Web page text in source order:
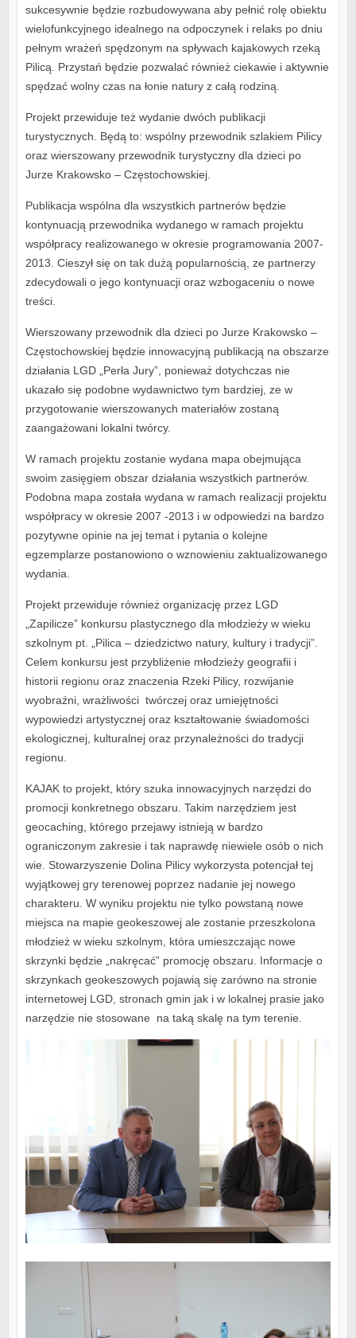
sukcesywnie będzie rozbudowywana aby pełnić rolę obiektu
wielofunkcyjnego idealnego na odpoczynek i relaks po dniu
pełnym wrażeń spędzonym na spływach kajakowych rzeką
Pilicą. Przystań będzie pozwalać również ciekawie i aktywnie
spędzać wolny czas na łonie natury z całą rodziną.
Projekt przewiduje też wydanie dwóch publikacji
turystycznych. Będą to: wspólny przewodnik szlakiem Pilicy
oraz wierszowany przewodnik turystyczny dla dzieci po
Jurze Krakowsko – Częstochowskiej.
Publikacja wspólna dla wszystkich partnerów będzie
kontynuacją przewodnika wydanego w ramach projektu
współpracy realizowanego w okresie programowania 2007-
2013. Cieszył się on tak dużą popularnością, ze partnerzy
zdecydowali o jego kontynuacji oraz wzbogaceniu o nowe
treści.
Wierszowany przewodnik dla dzieci po Jurze Krakowsko –
Częstochowskiej będzie innowacyjną publikacją na obszarze
działania LGD „Perła Jury”, ponieważ dotychczas nie
ukazało się podobne wydawnictwo tym bardziej, ze w
przygotowanie wierszowanych materiałów zostaną
zaangażowani lokalni twórcy.
W ramach projektu zostanie wydana mapa obejmująca
swoim zasięgiem obszar działania wszystkich partnerów.
Podobna mapa została wydana w ramach realizacji projektu
współpracy w okresie 2007 -2013 i w odpowiedzi na bardzo
pozytywne opinie na jej temat i pytania o kolejne
egzemplarze postanowiono o wznowieniu zaktualizowanego
wydania.
Projekt przewiduje również organizację przez LGD
„Zapilicze” konkursu plastycznego dla młodzieży w wieku
szkolnym pt. „Pilica – dziedzictwo natury, kultury i tradycji”.
Celem konkursu jest przybliżenie młodzieży geografii i
historii regionu oraz znaczenia Rzeki Pilicy, rozwijanie
wyobraźni, wrażliwości twórczej oraz umiejętności
wypowiedzi artystycznej oraz kształtowanie świadomości
ekologicznej, kulturalnej oraz przynależności do tradycji
regionu.
KAJAK to projekt, który szuka innowacyjnych narzędzi do
promocji konkretnego obszaru. Takim narzędziem jest
geocaching, którego przejawy istnieją w bardzo
ograniczonym zakresie i tak naprawdę niewiele osób o nich
wie. Stowarzyszenie Dolina Pilicy wykorzysta potencjał tej
wyjątkowej gry terenowej poprzez nadanie jej nowego
charakteru. W wyniku projektu nie tylko powstaną nowe
miejsca na mapie geokeszowej ale zostanie przeszkolona
młodzież w wieku szkolnym, która umieszczając nowe
skrzynki będzie „nakręcać” promocję obszaru. Informacje o
skrzynkach geokeszowych pojawią się zarówno na stronie
internetowej LGD, stronach gmin jak i w lokalnej prasie jako
narzędzie nie stosowane na taką skalę na tym terenie.